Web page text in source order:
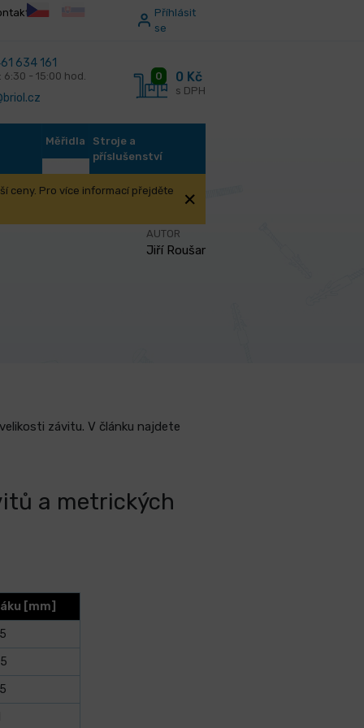
Příhlásit
se
634 161
6:30 - 15:00 hod. 0 0 Kč
s DPH
Měřidla
Stroje a
příslušenství
ceny. Pro více informací přejděte
AUTOR
Jiří Roušar
závitu. V článku najdete
a metrických
[mm]